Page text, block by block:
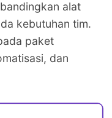
alat
kebutuhan tim.
paket
dan